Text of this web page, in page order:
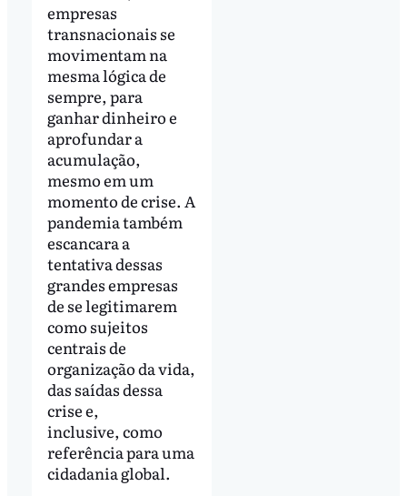
empresas
transnacionais se
movimentam na
mesma lógica de
sempre, para
ganhar dinheiro e
aprofundar a
acumulação,
mesmo em um
momento de crise. A
pandemia também
escancara a
tentativa dessas
grandes empresas
de se legitimarem
como sujeitos
centrais de
organização da vida,
das saídas dessa
crise e,
inclusive, como
referência para uma
cidadania global.